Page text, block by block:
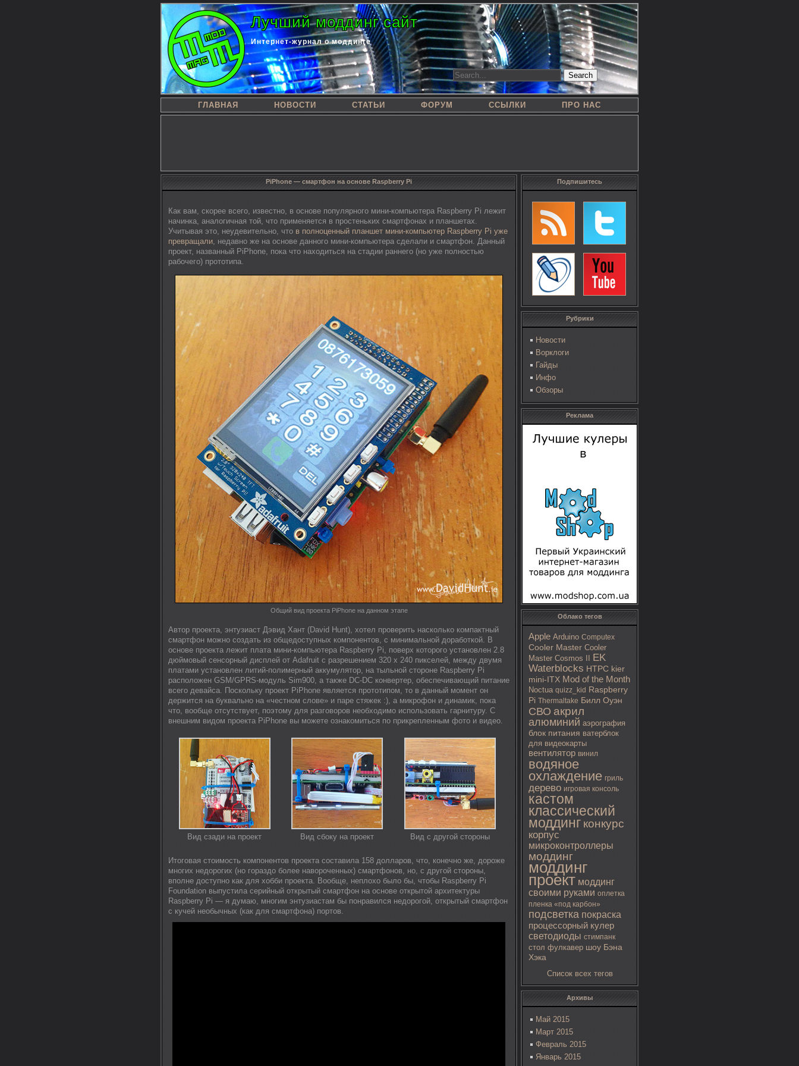
Лучший моддинг сайт
Интернет-журнал о моддинге
Search
ГЛАВНАЯ НОВОСТИ СТАТЬИ ФОРУМ ССЫЛКИ ПРО НАС
Подпишитесь
Рубрики
Новости
Ворклоги
Гайды
Инфо
Обзоры
Реклама
Облако тегов
Apple Arduino Computex
Cooler Master Cooler
Master Cosmos II
EK
Waterblocks HTPC kier
mini-ITX Mod of the Month
Noctua quizz_kid Raspberry
Pi Thermaltake Билл Оуэн
СВО акрил
алюминий аэрография
блок питания ватерблок
для видеокарты
вентилятор винил
водяное
охлаждение гриль
дерево игровая консоль
кастом
классический
моддинг конкурс
корпус
микроконтроллеры
моддинг
моддинг
проект моддинг
своими руками оплетка
пленка «под карбон»
подсветка покраска
процессорный кулер
светодиоды стимпанк
стол фулкавер шоу Бэна
Хэка
Список всех тегов
Архивы
Май 2015
Март 2015
Февраль 2015
Январь 2015
PiPhone — смартфон на основе Raspberry Pi
Как вам, скорее всего, известно, в основе популярного мини-компьютера Raspberry Pi лежит
начинка, аналогичная той, что применяется в простеньких смартфонах и планшетах.
Учитывая это, неудевительно, что в полноценный планшет мини-компьютер Raspberry Pi уже
превращали, недавно же на основе данного мини-компьютера сделали и смартфон. Данный
проект, названный PiPhone, пока что находиться на стадии раннего (но уже полностью
рабочего) прототипа.
Общий вид проекта PiPhone на данном этапе
Автор проекта, энтузиаст Дэвид Хант (David Hunt), хотел проверить насколько компактный
смартфон можно создать из общедоступных компонентов, с минимальной доработкой. В
основе проекта лежит плата мини-компьютера Raspberry Pi, поверх которого установлен 2.8
дюймовый сенсорный дисплей от Adafruit с разрешением 320 х 240 пикселей, между двумя
платами установлен литий-полимерный аккумулятор, на тыльной стороне Raspberry Pi
расположен GSM/GPRS-модуль Sim900, а также DC-DC конвертер, обеспечивающий питание
всего девайса. Поскольку проект PiPhone является прототипом, то в данный момент он
держится на буквально на «честном слове» и паре стяжек :), а микрофон и динамик, пока
что, вообще отсутствует, поэтому для разговоров необходимо использовать гарнитуру. С
внешним видом проекта PiPhone вы можете ознакомиться по прикрепленным фото и видео.
Вид сзади на проект Вид сбоку на проект Вид с другой стороны
Итоговая стоимость компонентов проекта составила 158 долларов, что, конечно же, дороже
многих недорогих (но гораздо более навороченных) смартфонов, но, с другой стороны,
вполне доступно как для хобби проекта. Вообще, неплохо было бы, чтобы Raspberry Pi
Foundation выпустила серийный открытый смартфон на основе открытой архитектуры
Raspberry Pi — я думаю, многим энтузиастам бы понравился недорогой, открытый смартфон
с кучей необычных (как для смартфона) портов.